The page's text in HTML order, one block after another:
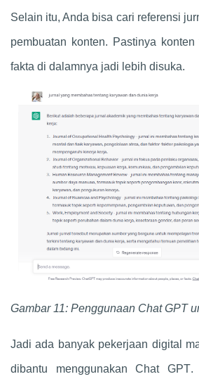
Selain itu, Anda bisa cari referensi
pembuatan konten. Pastinya
fakta di dalamnya jadi lebih disuka.
Gambar 11: Penggunaan Chat GPT
Jadi ada banyak pekerjaan digital
dibantu menggunakanChat GPT.